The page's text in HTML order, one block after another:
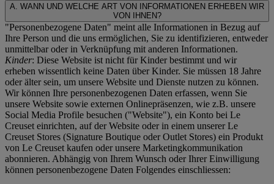
A. WANN UND WELCHE ART VON INFORMATIONEN ERHEBEN WIR
VON IHNEN?
"Personenbezogene Daten" meint alle Informationen in Bezug auf
Ihre Person und die uns ermöglichen, Sie zu identifizieren, entweder
unmittelbar oder in Verknüpfung mit anderen Informationen.
Kinder: Diese Website ist nicht für Kinder bestimmt und wir
erheben wissentlich keine Daten über Kinder. Sie müssen 18 Jahre
oder älter sein, um unsere Website und Dienste nutzen zu können.
Wir können Ihre personenbezogenen Daten erfassen, wenn Sie
unsere Website sowie externen Onlinepräsenzen, wie z.B. unsere
Social Media Profile besuchen ("Website"), ein Konto bei Le
Creuset einrichten, auf der Website oder in einem unserer Le
Creuset Stores (Signature Boutique oder Outlet Stores) ein Produkt
von Le Creuset kaufen oder unsere Marketingkommunikation
abonnieren. Abhängig von Ihrem Wunsch oder Ihrer Einwilligung
können personenbezogene Daten Folgendes einschliessen: